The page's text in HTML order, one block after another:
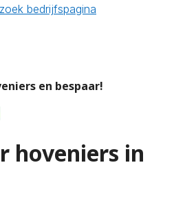
bedrijfspagina
en bespaar!
hoveniers in